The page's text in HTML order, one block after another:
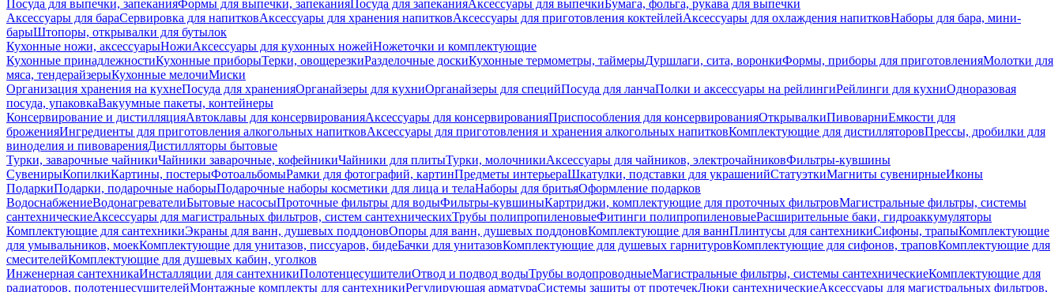
Посуда для выпечки, запеканияФормы для выпечки, запеканияПосуда для запеканияАксессуары для выпечкиБумага, фольга, рукава для выпечки
Аксессуары для бараСервировка для напитковАксессуары для хранения напитковАксессуары для приготовления коктейлейАксессуары для охлаждения напитковНаборы для бара, мини-
барыШтопоры, открывалки для бутылок
Кухонные ножи, аксессуарыНожиАксессуары для кухонных ножейНожеточки и комплектующие
Кухонные принадлежностиКухонные приборыТерки, овощерезкиРазделочные доскиКухонные термометры, таймерыДуршлаги, сита, воронкиФормы, приборы для приготовленияМолотки для
мяса, тендерайзерыКухонные мелочиМиски
Организация хранения на кухнеПосуда для храненияОрганайзеры для кухниОрганайзеры для специйПосуда для ланчаПолки и аксессуары на рейлингиРейлинги для кухниОдноразовая
посуда, упаковкаВакуумные пакеты, контейнеры
Консервирование и дистилляцияАвтоклавы для консервированияАксессуары для консервированияПриспособления для консервированияОткрывалкиПивоварниЕмкости для
броженияИнгредиенты для приготовления алкогольных напитковАксессуары для приготовления и хранения алкогольных напитковКомплектующие для дистилляторовПрессы, дробилки для
виноделия и пивоваренияДистилляторы бытовые
Турки, заварочные чайникиЧайники заварочные, кофейникиЧайники для плитыТурки, молочникиАксессуары для чайников, электрочайниковФильтры-кувшины
СувенирыКопилкиКартины, постерыФотоальбомыРамки для фотографий, картинПредметы интерьераШкатулки, подставки для украшенийСтатуэткиМагниты сувенирныеИконы
ПодаркиПодарки, подарочные наборыПодарочные наборы косметики для лица и телаНаборы для бритьяОформление подарков
ВодоснабжениеВодонагревателиБытовые насосыПроточные фильтры для водыФильтры-кувшиныКартриджи, комплектующие для проточных фильтровМагистральные фильтры, системы
сантехническиеАксессуары для магистральных фильтров, систем сантехническихТрубы полипропиленовыеФитинги полипропиленовыеРасширительные баки, гидроаккумуляторы
Комплектующие для сантехникиЭкраны для ванн, душевых поддоновОпоры для ванн, душевых поддоновКомплектующие для ваннПлинтусы для сантехникиСифоны, трапыКомплектующие
для умывальников, моекКомплектующие для унитазов, писсуаров, бидеБачки для унитазовКомплектующие для душевых гарнитуровКомплектующие для сифонов, траповКомплектующие для
смесителейКомплектующие для душевых кабин, уголков
Инженерная сантехникаИнсталляции для сантехникиПолотенцесушителиОтвод и подвод водыТрубы водопроводныеМагистральные фильтры, системы сантехническиеКомплектующие для
радиаторов, полотенцесушителейМонтажные комплекты для сантехникиРегулирующая арматураСистемы защиты от протечекЛюки сантехническиеАксессуары для магистральных фильтров,